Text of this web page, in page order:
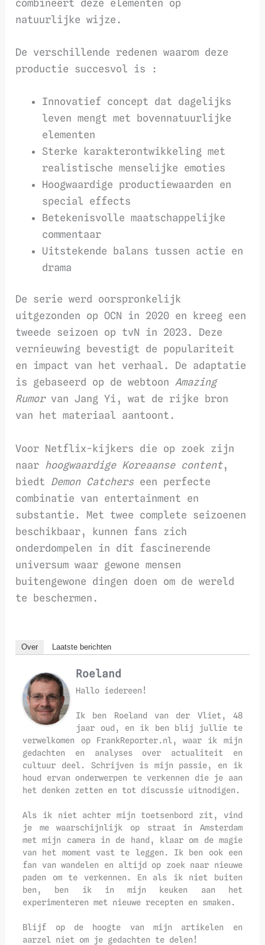
combineert deze elementen op
natuurlijke wijze.
De verschillende redenen waarom deze
productie succesvol is :
Innovatief concept dat dagelijks
leven mengt met bovennatuurlijke
elementen
Sterke karakterontwikkeling met
realistische menselijke emoties
Hoogwaardige productiewaarden en
special effects
Betekenisvolle maatschappelijke
commentaar
Uitstekende balans tussen actie en
drama
De serie werd oorspronkelijk
uitgezonden op OCN in 2020 en kreeg een
tweede seizoen op tvN in 2023. Deze
vernieuwing bevestigt de populariteit
en impact van het verhaal. De adaptatie
is gebaseerd op de webtoonAmazing
Rumorvan Jang Yi, wat de rijke bron
van het materiaal aantoont.
Voor Netflix-kijkers die op zoek zijn
naar hoogwaardige Koreaanse content,
biedt Demon Catcherseen perfecte
combinatie van entertainment en
substantie. Met twee complete seizoenen
beschikbaar, kunnen fans zich
onderdompelen in dit fascinerende
universum waar gewone mensen
buitengewone dingen doen om de wereld
te beschermen.
Over Laatste berichten
Roeland
Hallo iedereen!
Ik ben Roeland van der Vliet, 48
jaar oud, en ik ben blij jullie te
verwelkomen op FrankReporter.nl, waar ik mijn
gedachten en analyses over actualiteit en
cultuur deel. Schrijven is mijn passie, en ik
houd ervan onderwerpen te verkennen die je aan
het denken zetten en tot discussie uitnodigen.
Als ik niet achter mijn toetsenbord zit, vind
je me waarschijnlijk op straat in Amsterdam
met mijn camera in de hand, klaar om de magie
van het moment vast te leggen. Ik ben ook een
fan van wandelen en altijd op zoek naar nieuwe
paden om te verkennen. En als ik niet buiten
ben, ben ik in mijn keuken aan het
experimenteren met nieuwe recepten en smaken.
Blijf op de hoogte van mijn artikelen en
aarzel niet om je gedachten te delen!